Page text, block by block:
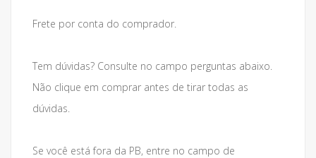
Frete por conta do comprador.
Tem dúvidas? Consulte no campo perguntas abaixo.
Não clique em comprar antes de tirar todas as
dúvidas.
Se você está fora da PB, entre no campo de